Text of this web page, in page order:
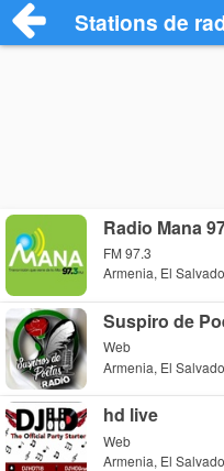
Stations de
Radio Mana
FM 97.3
Armenia, El
Suspiro de
Web
Armenia, El
hd live
Web
Armenia, El